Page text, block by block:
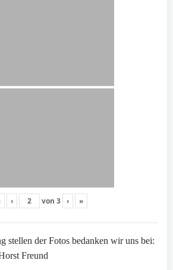
‹ von 3 › »
stellen der Fotos bedanken wir uns bei:
Freund